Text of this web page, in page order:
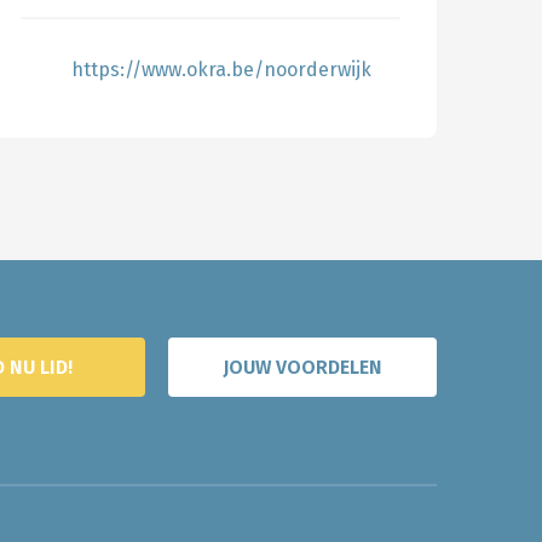
https://www.okra.be/noorderwijk
NU LID! JOUW VOORDELEN